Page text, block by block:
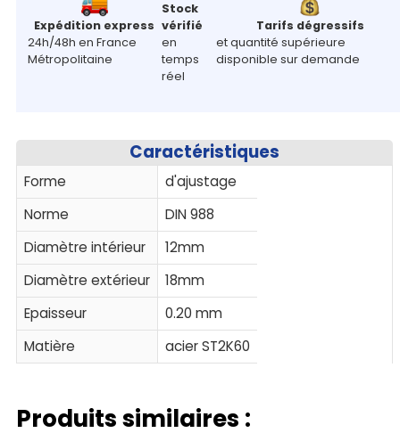
Expédition express
24h/48h en France
Métropolitaine
Stock
vérifié
en
temps
réel
Tarifs dégressifs
et quantité supérieure
disponible sur demande
Caractéristiques
Forme
d'ajustage
Norme
DIN 988
Diamètre intérieur
12mm
Diamètre extérieur
18mm
Epaisseur
0.20 mm
Matière
acier ST2K60
Produits similaires :